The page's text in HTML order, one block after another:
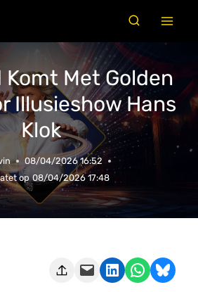
Komt Met Golden
Illusieshow Hans
Klok
08/04/2026 16:52
op 08/04/2026 17:48
Deze pagina e-mailen Delen op LinkedIn Delen via WhatsApp Share on Bluesky